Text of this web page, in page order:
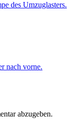
nach vorne.
abzugeben.